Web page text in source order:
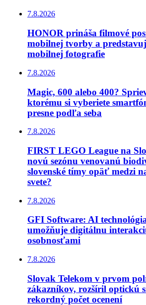
7.8.2026
HONOR prináša filmové
mobilnej tvorby a
mobilnej fotografie
7.8.2026
Magic, 600 alebo 400?
ktorému si vyberiete
presne podľa seba
7.8.2026
FIRST LEGO League na
novú sezónu venovanú
slovenské tímy opäť medzi
svete?
7.8.2026
GFI Software: AI
umožňuje digitálnu
osobnosťami
7.8.2026
Slovak Telekom v prvom
zákazníkov, rozšíril optickú
rekordný počet ocenení